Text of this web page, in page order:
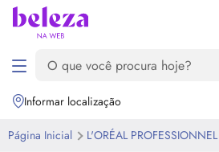
Informar localização
Página Inicial L'ORÉAL PROFESSIONNEL